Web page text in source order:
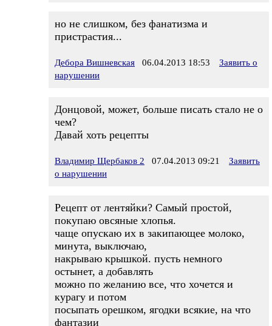
но не слишком, без фанатизма и
пристрастия...
Дебора Вишневская 06.04.2013 18:53
Заявить о
нарушении
Донцовой, может, больше писать стало не о
чем?
Давай хоть рецепты
Владимир Щербаков 2 07.04.2013 09:21
Заявить
о нарушении
Рецепт от лентяйки? Самый простой,
покупаю овсяные хлопья.
чаще опускаю их в закипающее молоко,
минута, выключаю,
накрываю крышкой. пусть немного
остынет, а добавлять
можно по желанию все, что хочется и
курагу и потом
посыпать орешком, ягодки всякие, на что
фантазии